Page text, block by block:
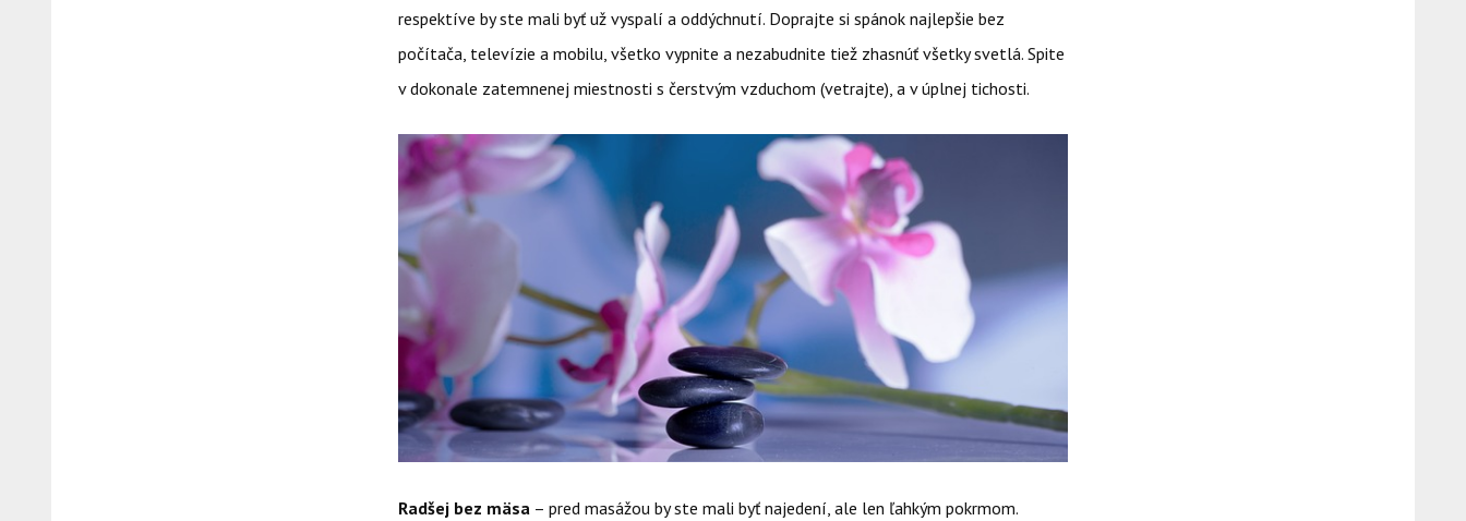
respektíve by ste mali byť už vyspalí a oddýchnutí. Doprajte si spánok najlepšie bez
počítača, televízie a mobilu, všetko vypnite a nezabudnite tiež zhasnúť všetky svetlá. Spite
v dokonale zatemnenej miestnosti s čerstvým vzduchom (vetrajte), a v úplnej tichosti.
Radšej bez mäsa – pred masážou by ste mali byť najedení, ale len ľahkým pokrmom.